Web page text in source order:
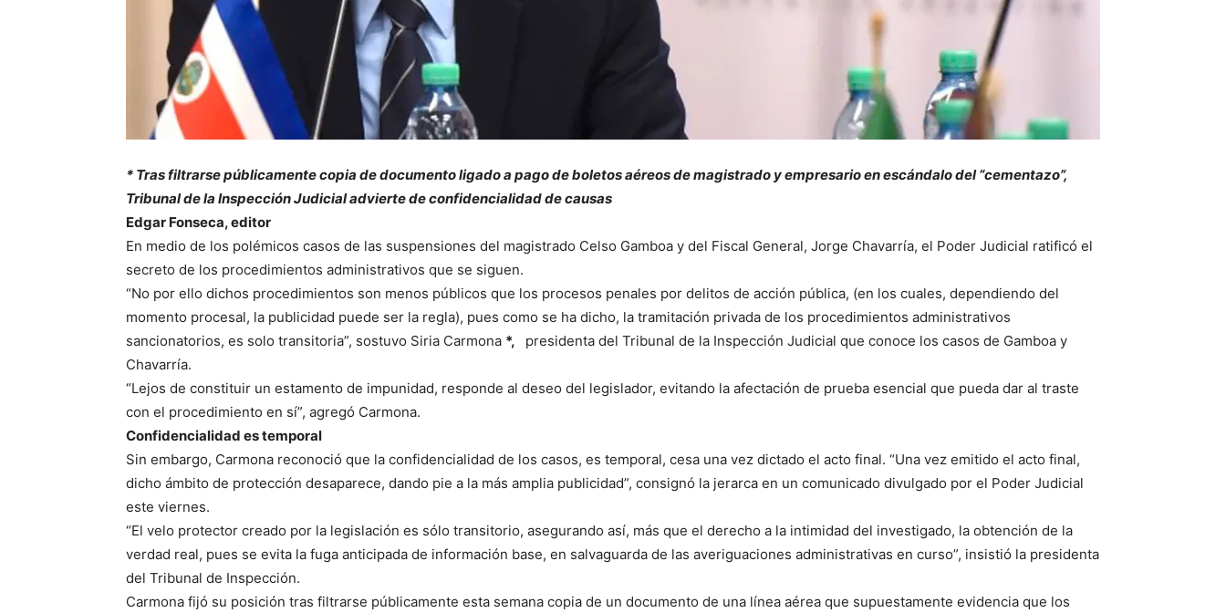
* Tras filtrarse públicamente copia de documento ligado a pago de boletos aéreos de magistrado y empresario en escándalo del “cementazo”,
Tribunal de la Inspección Judicial advierte de confidencialidad de causas
Edgar Fonseca, editor
En medio de los polémicos casos de las suspensiones del magistrado Celso Gamboa y del Fiscal General, Jorge Chavarría, el Poder Judicial ratificó el
secreto de los procedimientos administrativos que se siguen.
“No por ello dichos procedimientos son menos públicos que los procesos penales por delitos de acción pública, (en los cuales, dependiendo del
momento procesal, la publicidad puede ser la regla), pues como se ha dicho, la tramitación privada de los procedimientos administrativos
sancionatorios, es solo transitoria”, sostuvo Siria Carmona *,
presidenta del Tribunal de la Inspección Judicial que conoce los casos de Gamboa y
Chavarría.
“Lejos de constituir un estamento de impunidad, responde al deseo del legislador, evitando la afectación de prueba esencial que pueda dar al traste
con el procedimiento en sí”, agregó Carmona.
Confidencialidad es temporal
Sin embargo, Carmona reconoció que la confidencialidad de los casos, es temporal, cesa una vez dictado el acto final. “Una vez emitido el acto final,
dicho ámbito de protección desaparece, dando pie a la más amplia publicidad”, consignó la jerarca en un comunicado divulgado por el Poder Judicial
este viernes.
“El velo protector creado por la legislación es sólo transitorio, asegurando así, más que el derecho a la intimidad del investigado, la obtención de la
verdad real, pues se evita la fuga anticipada de información base, en salvaguarda de las averiguaciones administrativas en curso”, insistió la presidenta
del Tribunal de Inspección.
Carmona fijó su posición tras filtrarse públicamente esta semana copia de un documento de una línea aérea que supuestamente evidencia que los